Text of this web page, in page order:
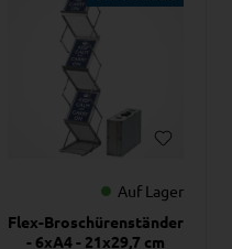
Auf Lager
Flex-Broschürenständer
- 6xA4 - 21x29,7 cm